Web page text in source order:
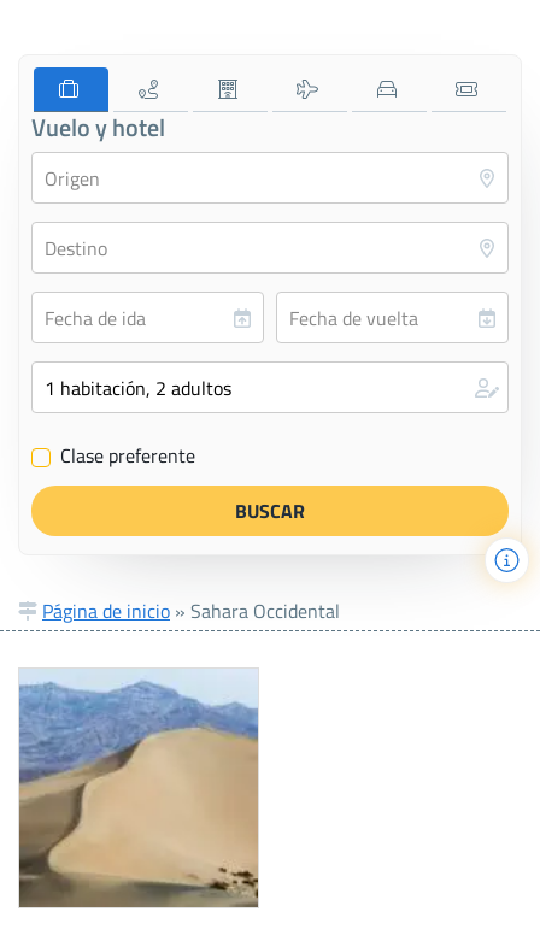
Vuelo y hotel
✔ Clase preferente
Página de inicio » Sahara Occidental